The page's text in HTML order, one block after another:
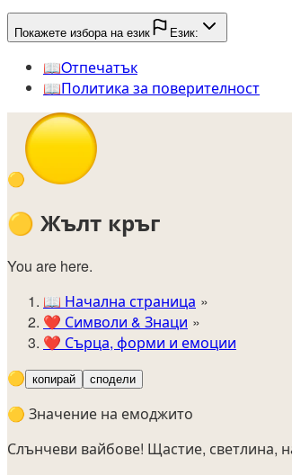
Покажете избора на език Език:
📖️Oтпечатък
📖️Политика за поверителност
🟡
🟡 Жълт кръг
You are here.
📖 Начална страница
❤️ Символи & Знаци
❤️ Сърца, форми и емоции
🟡 копирай сподели
🟡 Значение на емоджито
Слънчеви вайбове! Щастие, светлина,